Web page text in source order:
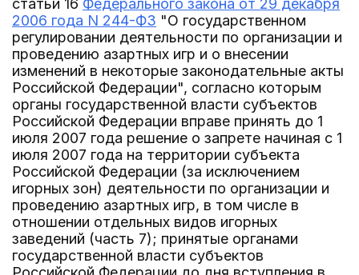
статьи 16 Федерального закона от 29 декабря
2006 года N 244-ФЗ "О государственном
регулировании деятельности по организации и
проведению азартных игр и о внесении
изменений в некоторые законодательные акты
Российской Федерации", согласно которым
органы государственной власти субъектов
Российской Федерации вправе принять до 1
июля 2007 года решение о запрете начиная с 1
июля 2007 года на территории субъекта
Российской Федерации (за исключением
игорных зон) деятельности по организации и
проведению азартных игр, в том числе в
отношении отдельных видов игорных
заведений (часть 7); принятые органами
государственной власти субъектов